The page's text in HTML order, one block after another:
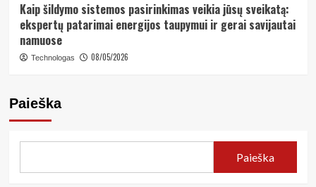
Kaip šildymo sistemos pasirinkimas veikia jūsų sveikatą:
ekspertų patarimai energijos taupymui ir gerai savijautai
namuose
Technologas 08/05/2026
Paieška
Paieška